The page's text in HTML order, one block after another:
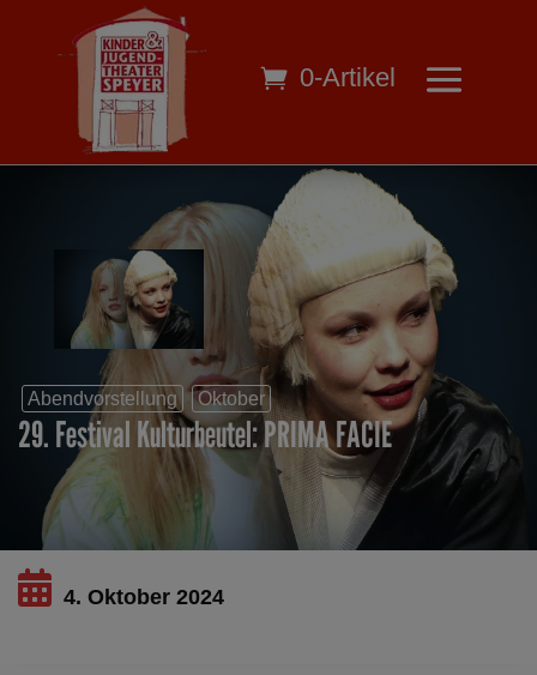
0-Artikel
Abendvorstellung Oktober
29. Festival Kulturbeutel: PRIMA FACIE
4. Oktober 2024